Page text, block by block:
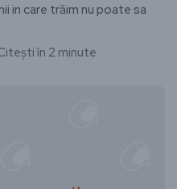
in care trăim nu poate sa
în 2 minute